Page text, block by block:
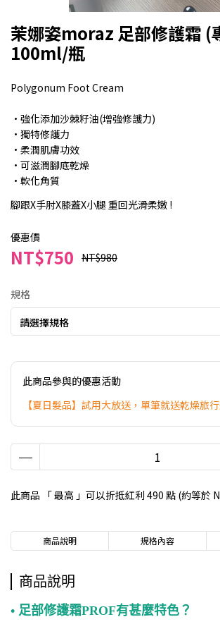
茉娜姿moraz 足部修護霜 (
100ml/瓶
Polygonum Foot Cream
·強化添加沙棘籽油(增強修護力)
·獨特修護力
·柔潤肌膚功效
·可滋潤腳底乾燥
·軟化角質
腳跟X手肘X膝蓋X小腿 重回光滑柔嫩 !
優惠價
NT$750 NT$980
規格
請選擇規格
此商品參與的優惠活動
【夏日髮品】試用大放送，單筆就送乾燥旅
此商品 「 最高 」可以折抵紅利 490 點 (約等於
商品說明 規格內容
商品說明
• 足部修護霜PROF有甚麼特色？